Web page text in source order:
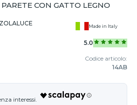
CON GATTO LEGNO
Made in Italy
5.0
Codice articolo:
14AB